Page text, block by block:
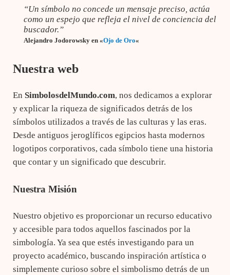
“Un símbolo no concede un mensaje preciso, actúa
como un espejo que refleja el nivel de conciencia del
buscador.”
Alejandro Jodorowsky en «Ojo de Oro«
Nuestra web
En SimbolosdelMundo.com, nos dedicamos a explorar
y explicar la riqueza de significados detrás de los
símbolos utilizados a través de las culturas y las eras.
Desde antiguos jeroglíficos egipcios hasta modernos
logotipos corporativos, cada símbolo tiene una historia
que contar y un significado que descubrir.
Nuestra Misión
Nuestro objetivo es proporcionar un recurso educativo
y accesible para todos aquellos fascinados por la
simbología. Ya sea que estés investigando para un
proyecto académico, buscando inspiración artística o
simplemente curioso sobre el simbolismo detrás de un